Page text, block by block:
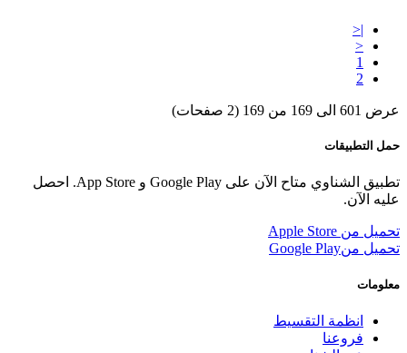
|<
<
1
2
عرض 601 الى 169 من 169 (2 صفحات)
حمل التطبيقات
تطبيق الشناوي متاح الآن على Google Play و App Store. احصل
عليه الآن.
تحميل من Apple Store
تحميل منGoogle Play
معلومات
انظمة التقسيط
فروعنا